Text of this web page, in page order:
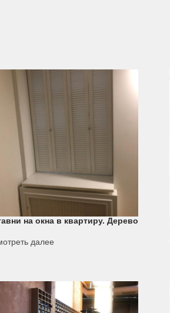
на окна в квартиру. Дерево
далее